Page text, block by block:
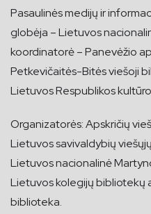
Pasaulinės medijų ir
globėja – Lietuvos
koordinatorė – Panevėžio
Petkevičaitės-Bitės viešoji
Lietuvos Respublikos
Organizatorės: Apskričių
Lietuvos savivaldybių
Lietuvos nacionalinė
Lietuvos kolegijų bibliotekų
biblioteka.